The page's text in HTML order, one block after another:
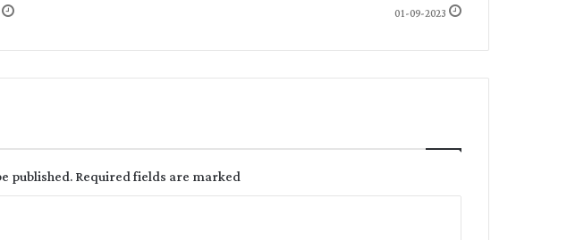
01-09-2023
published.Required fields are marked